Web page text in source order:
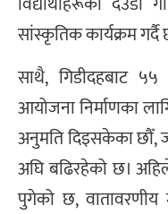
सांस्कृतिक कार्यक्रम गर्दै
साथै, गिडीदहबाट
आयोजना निर्माणका
अनुमति दिइसकेका छौँ,
अघि बढिरहेको छ।
पुगेको छ,